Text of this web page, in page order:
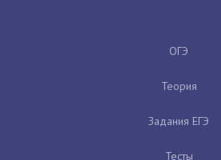
ОГЭ
Теория
Задания ЕГЭ
Тесты